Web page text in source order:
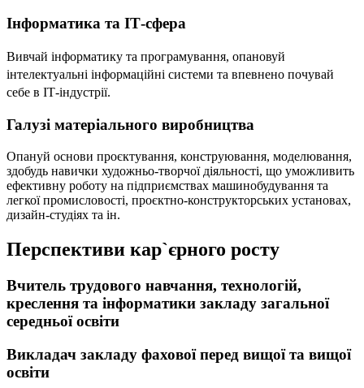
Інформатика та ІТ-сфера
Вивчай інформатику та програмування, опановуй
інтелектуальні інформаційні системи та впевнено почувай
себе в ІТ-індустрії.
Галузі матеріального виробництва
Опануй основи проєктування, конструювання, моделювання,
здобудь навички художньо-творчої діяльності, що уможливить
ефективну роботу на підприємствах машинобудування та
легкої промисловості, проєктно-конструкторських установах,
дизайн-студіях та ін.
Перспективи кар`єрного росту
Вчитель трудового навчання, технологій,
креслення та інформатики закладу загальної
середньої освіти
Викладач закладу фахової перед вищої та вищої
освіти